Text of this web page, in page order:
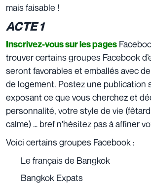
mais faisable !
ACTE 1
Inscrivez-vous sur les pages
trouver certains groupes Facebook
seront favorables et emballés avec
de logement. Postez une publication
exposant ce que vous cherchez et
personnalité, votre style de vie
calme) … bref n’hésitez pas à affiner
Voici certains groupes Facebook :
Le français de Bangkok
Bangkok Expats